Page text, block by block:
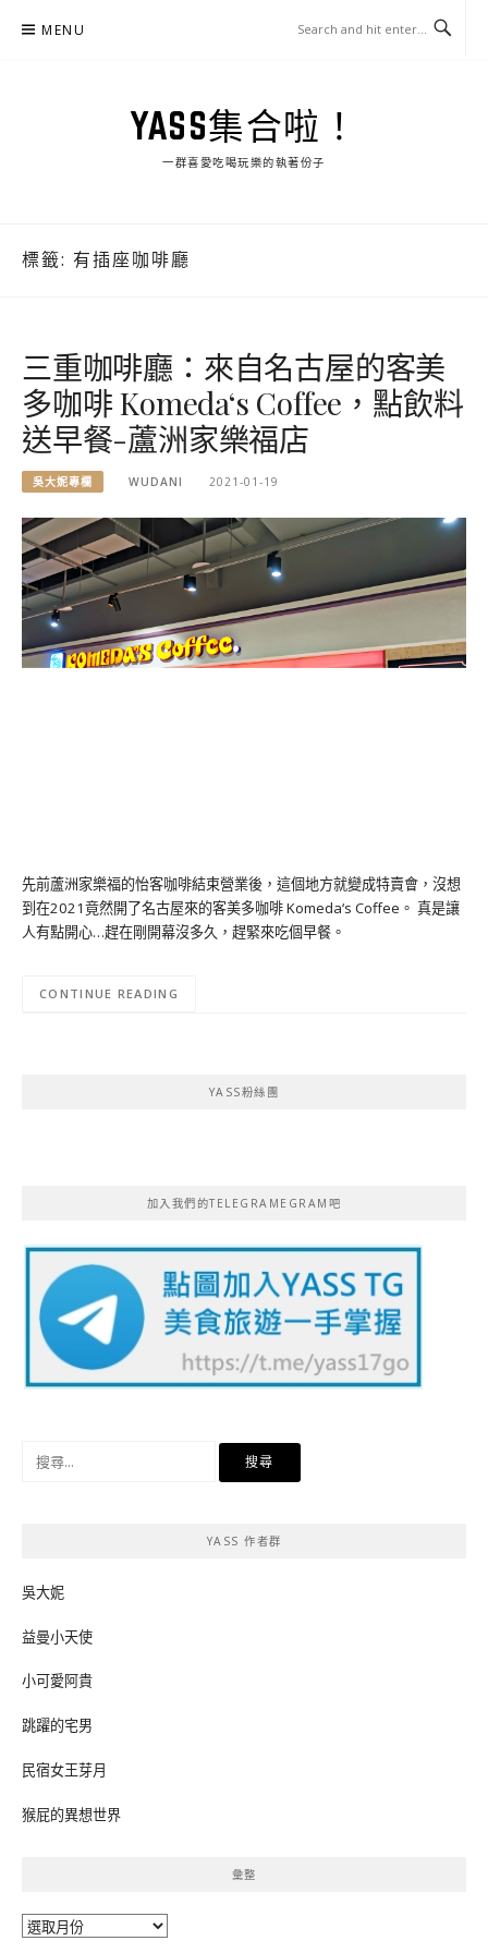
MENU
YASS集合啦！
一群喜愛吃喝玩樂的執著份子
標籤: 有插座咖啡廳
三重咖啡廳：來自名古屋的客美
多咖啡 Komeda‘s Coffee，點飲料
送早餐-蘆洲家樂福店
吳大妮專欄 WUDANI 2021-01-19
先前蘆洲家樂福的怡客咖啡結束營業後，這個地方就變成特賣會，沒想
到在2021竟然開了名古屋來的客美多咖啡 Komeda‘s Coffee。 真是讓
人有點開心…趕在剛開幕沒多久，趕緊來吃個早餐。
CONTINUE READING
YASS粉絲團
加入我們的TELEGRAMEGRAM吧
YASS 作者群
吳大妮
益曼小天使
小可愛阿貴
跳躍的宅男
民宿女王芽月
猴屁的異想世界
彙整
彙